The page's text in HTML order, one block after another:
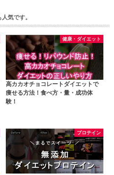
気です。
健康・ダイエット
高カカオチョコレートダイエットで
痩せる方法！食べ方・量・成功体
験！
プロテイン